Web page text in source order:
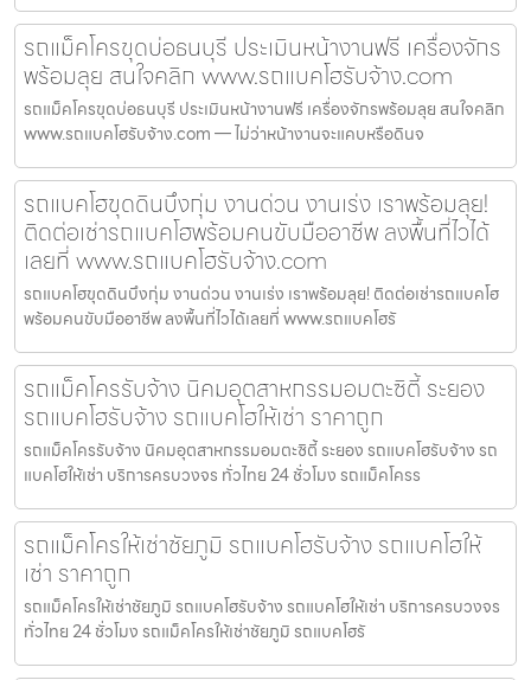
รถแม็คโครขุดบ่อธนบุรี ประเมินหน้างานฟรี เครื่องจักร
พร้อมลุย สนใจคลิก www.รถแบคโฮรับจ้าง.com
รถแม็คโครขุดบ่อธนบุรี ประเมินหน้างานฟรี เครื่องจักรพร้อมลุย สนใจคลิก
www.รถแบคโฮรับจ้าง.com — ไม่ว่าหน้างานจะแคบหรือดินจ
รถแบคโฮขุดดินบึงกุ่ม งานด่วน งานเร่ง เราพร้อมลุย!
ติดต่อเช่ารถแบคโฮพร้อมคนขับมืออาชีพ ลงพื้นที่ไวได้
เลยที่ www.รถแบคโฮรับจ้าง.com
รถแบคโฮขุดดินบึงกุ่ม งานด่วน งานเร่ง เราพร้อมลุย! ติดต่อเช่ารถแบคโฮ
พร้อมคนขับมืออาชีพ ลงพื้นที่ไวได้เลยที่ www.รถแบคโฮรั
รถแม็คโครรับจ้าง นิคมอุตสาหกรรมอมตะซิตี้ ระยอง
รถแบคโฮรับจ้าง รถแบคโฮให้เช่า ราคาถูก
รถแม็คโครรับจ้าง นิคมอุตสาหกรรมอมตะซิตี้ ระยอง รถแบคโฮรับจ้าง รถ
แบคโฮให้เช่า บริการครบวงจร ทั่วไทย 24 ชั่วโมง รถแม็คโครร
รถแม็คโครให้เช่าชัยภูมิ รถแบคโฮรับจ้าง รถแบคโฮให้
เช่า ราคาถูก
รถแม็คโครให้เช่าชัยภูมิ รถแบคโฮรับจ้าง รถแบคโฮให้เช่า บริการครบวงจร
ทั่วไทย 24 ชั่วโมง รถแม็คโครให้เช่าชัยภูมิ รถแบคโฮรั